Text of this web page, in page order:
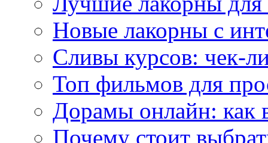
Новые лакорны с
Сливы курсов: чек-
Топ фильмов для
Дорамы онлайн: как
Почему стоит